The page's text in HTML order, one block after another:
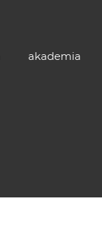
akademia